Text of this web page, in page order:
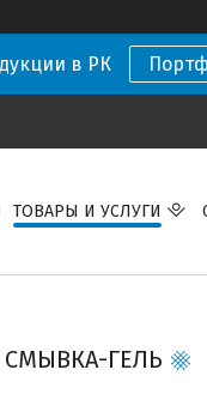
в РК
ТОВАРЫ И УСЛУГИ
СМЫВКА-ГЕЛЬ